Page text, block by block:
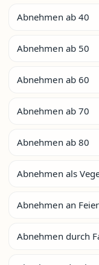
Abnehmen ab 40
Abnehmen ab 50
Abnehmen ab 60
Abnehmen ab 70
Abnehmen ab 80
Abnehmen als
Abnehmen an
Abnehmen durch